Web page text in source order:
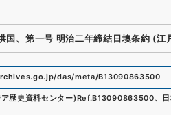
国、第一号 明治二年締結日墺条約 (江
das/meta/B13090863500
歴史資料センター)Ref.B13090863500、